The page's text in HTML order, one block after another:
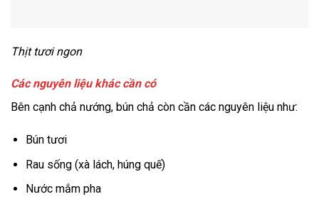
Thịt tươi ngon
Các nguyên liệu khác cần có
Bên cạnh chả nướng, bún chả còn cần các nguyên liệu như:
Bún tươi
Rau sống (xà lách, húng quế)
Nước mắm pha